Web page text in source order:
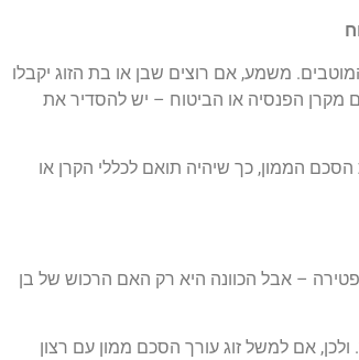
משמע, אם רוצים שבן או בת הזוג יקבלו
מקרן הפנסיה או הביטוח – יש להסדיר את
הממון, כך שיהיה תואם לכללי הקרן או
– אבל הכוונה היא רק האם הרכוש של בן
אם למשל זוג עורך הסכם ממון עם רצון